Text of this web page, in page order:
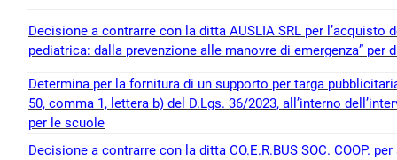
Decisione a contrarre con la ditta AUSLIA SRL per
pediatrica: dalla prevenzione alle manovre di emergenza” per
Determina per la fornitura di un supporto per targa
50, comma 1, lettera b) del D.Lgs. 36/2023, all’interno
per le scuole
Decisione a contrarre con la ditta CO.E.R.BUS SOC. COOP.